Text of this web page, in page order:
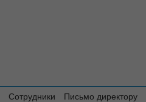
Сотрудники Письмо директору